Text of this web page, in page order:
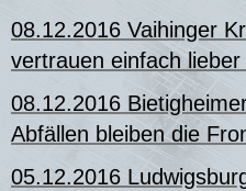
08.12.2016 Vaihinger
vertrauen einfach lieber
08.12.2016
Abfällen bleiben die
05.12.2016